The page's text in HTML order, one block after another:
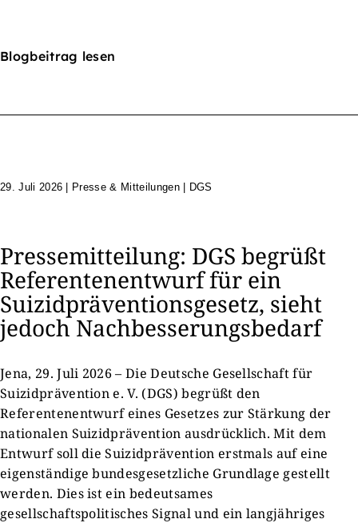
Blogbeitrag lesen
29. Juli 2026 | Presse & Mitteilungen | DGS
Pressemitteilung: DGS begrüßt
Referentenentwurf für ein
Suizidpräventionsgesetz, sieht
jedoch Nachbesserungsbedarf
Jena, 29. Juli 2026 – Die Deutsche Gesellschaft für
Suizidprävention e. V. (DGS) begrüßt den
Referentenentwurf eines Gesetzes zur Stärkung der
nationalen Suizidprävention ausdrücklich. Mit dem
Entwurf soll die Suizidprävention erstmals auf eine
eigenständige bundesgesetzliche Grundlage gestellt
werden. Dies ist ein bedeutsames
gesellschaftspolitisches Signal und ein langjähriges